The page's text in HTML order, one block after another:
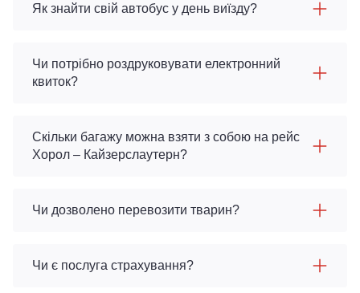
Як знайти свій автобус у день виїзду?
Чи потрібно роздруковувати електронний
квиток?
Скільки багажу можна взяти з собою на рейс
Хорол – Кайзерслаутерн?
Чи дозволено перевозити тварин?
Чи є послуга страхування?